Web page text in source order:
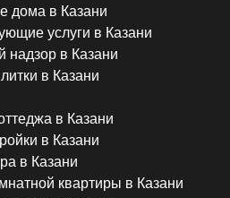
дома в Казани
услуги в Казани
надзор в Казани
в Казани
в Казани
в Казани
в Казани
квартиры в Казани